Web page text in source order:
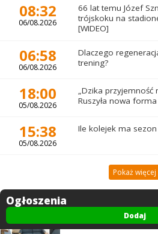
08:32
06/08.2026
66 lat temu Józef
trójskoku na
[WIDEO]
06:58
06/08.2026
Dlaczego
trening?
18:00
05/08.2026
„Dzika przyjemność
Ruszyła nowa
15:38
05/08.2026
Ile kolejek ma
Pokaż więcej
Ogłoszenia
Dodaj